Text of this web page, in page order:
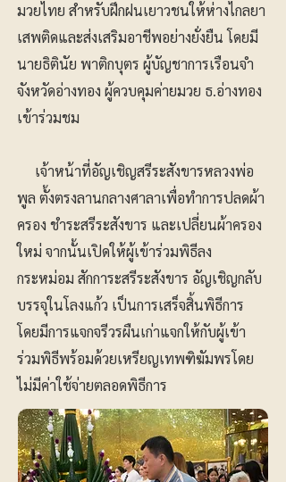
มวยไทย สำหรับฝึกฝนเยาวชนให้ห่างไกลยา
เสพติดและส่งเสริมอาชีพอย่างยั่งยืน โดยมี
นายธิตินัย พาติกบุตร ผู้บัญชาการเรือนจำ
จังหวัดอ่างทอง ผู้ควบคุมค่ายมวย ธ.อ่างทอง
เข้าร่วมชม
เจ้าหน้าที่อัญเชิญสรีระสังขารหลวงพ่อ
พูล ตั้งตรงลานกลางศาลาเพื่อทำการปลดผ้า
ครอง ชำระสรีระสังขาร และเปลี่ยนผ้าครอง
ใหม่ จากนั้นเปิดให้ผู้เข้าร่วมพิธีลง
กระหม่อม สักการะสรีระสังขาร อัญเชิญกลับ
บรรจุในโลงแก้ว เป็นการเสร็จสิ้นพิธีการ
โดยมีการแจกจรีวรผืนเก่าแจกให้กับผู้เข้า
ร่วมพิธีพร้อมด้วยเหรียญเทพฑิฆัมพรโดย
ไม่มีค่าใช้จ่ายตลอดพิธีการ